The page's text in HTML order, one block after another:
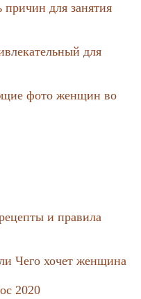
для занятия
для
фото женщин во
и правила
Чего хочет женщина
2020